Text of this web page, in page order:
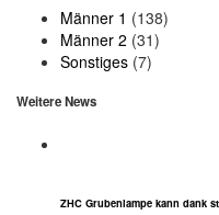
Männer 1 (138)
Männer 2 (31)
Sonstiges (7)
Weitere News
ZHC Grubenlampe kann dank